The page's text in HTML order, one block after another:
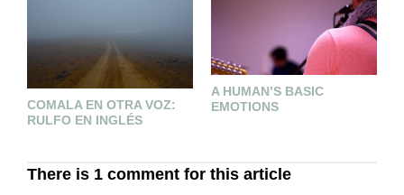
COMALA EN OTRA VOZ:
RULFO EN INGLÉS
A HUMAN’S BASIC
EMOTIONS
There is 1 comment for this article